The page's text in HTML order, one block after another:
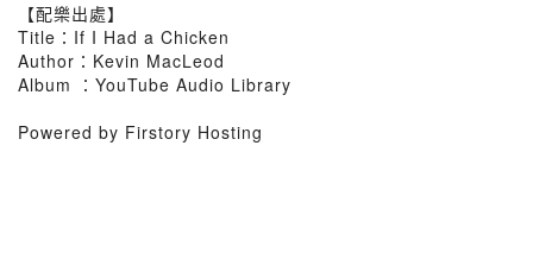
【配樂出處】
Title：If I Had a Chicken
Author：Kevin MacLeod
Album ：YouTube Audio Library
Powered by Firstory Hosting